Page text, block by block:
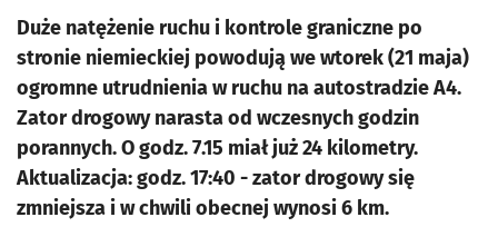
Duże natężenie ruchu i kontrole graniczne po
stronie niemieckiej powodują we wtorek (21 maja)
ogromne utrudnienia w ruchu na autostradzie A4.
Zator drogowy narasta od wczesnych godzin
porannych. O godz. 7.15 miał już 24 kilometry.
Aktualizacja: godz. 17:40 - zator drogowy się
zmniejsza i w chwili obecnej wynosi 6 km.